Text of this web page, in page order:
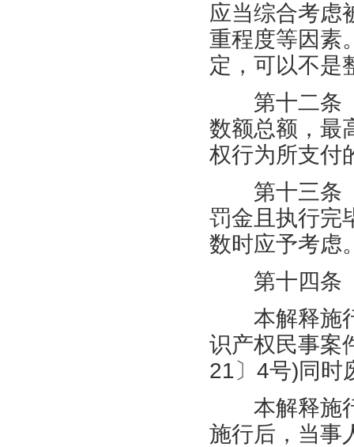
应当综合考虑
重程度等因素
定，可以不是
第十二条
数额总额，最
权行为所支付
第十三条
罚金且执行完
数时应予考虑
第十四条
本解释施行
识产权民事案
21〕 4号)同时
本解释施行
施行后，当事